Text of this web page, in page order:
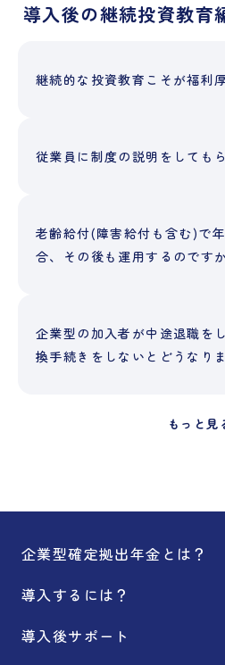
導入後の継続投資教育
継続的な投資教育こそが福利
従業員に制度の説明をしても
老齢給付(障害給付も含む)で
合、その後も運用するのですか
企業型の加入者が中途退職を
換手続きをしないとどうなりま
もっと見
企業型確定拠出年金とは？
導入するには？
導入後サポート